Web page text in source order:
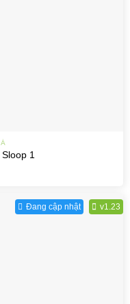
1
Đang cập nhật v1.23